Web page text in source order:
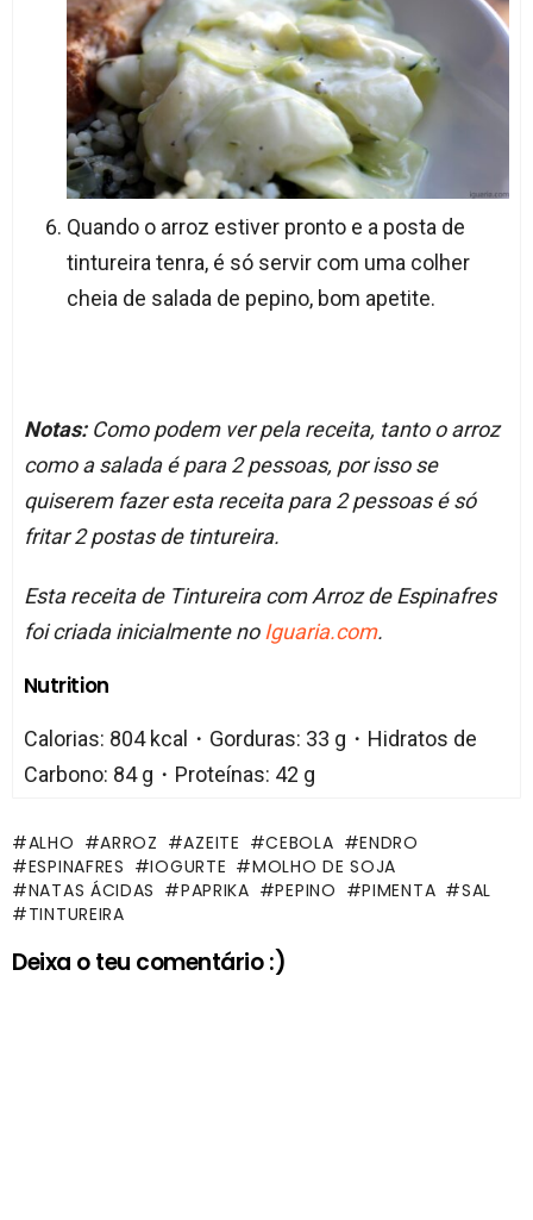
Quando o arroz estiver pronto e a posta de
tintureira tenra, é só servir com uma colher
cheia de salada de pepino, bom apetite.
Notas:Como podem ver pela receita, tanto o arroz
como a salada é para 2 pessoas, por isso se
quiserem fazer esta receita para 2 pessoas é só
fritar 2 postas de tintureira.
Esta receita de Tintureira com Arroz de Espinafres
foi criada inicialmente no Iguaria.com.
Nutrition
Calorias: 804 kcal・Gorduras: 33 g・Hidratos de
Carbono: 84 g・Proteínas: 42 g
ALHO ARROZ AZEITE CEBOLA
ENDRO
ESPINAFRES
IOGURTE
MOLHO DE SOJA
NATAS ÁCIDAS
PAPRIKA PEPINO PIMENTA
SAL
TINTUREIRA
Deixa o teu comentário :)